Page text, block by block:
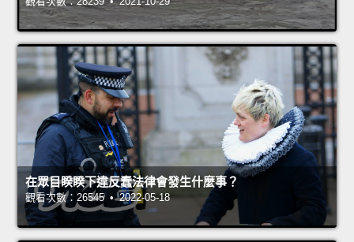
在眾目睽睽下違反蠢法律會發生什麼事？
觀看次數：26545 • 2022-05-18